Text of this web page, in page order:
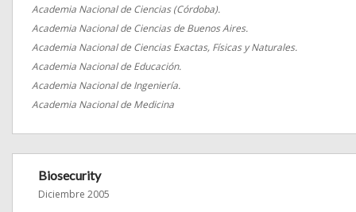
Academia Nacional de Ciencias (Córdoba).
Academia Nacional de Ciencias de Buenos Aires.
Academia Nacional de Ciencias Exactas, Físicas y Naturales.
Academia Nacional de Educación.
Academia Nacional de Ingeniería.
Academia Nacional de Medicina
Biosecurity
Diciembre 2005